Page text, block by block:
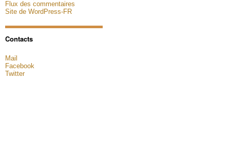
Flux des commentaires
Site de WordPress-FR
Contacts
Mail
Facebook
Twitter